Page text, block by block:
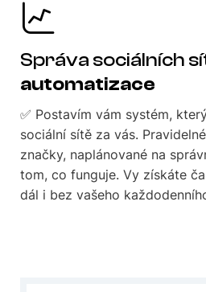
Správa sociálních
automatizace
✅ Postavím vám systém,
sociální sítě za vás.
značky, naplánované na
tom, co funguje. Vy získáte
dál i bez vašeho